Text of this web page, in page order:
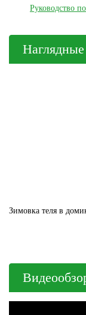
Руководство
Зимовка теля в